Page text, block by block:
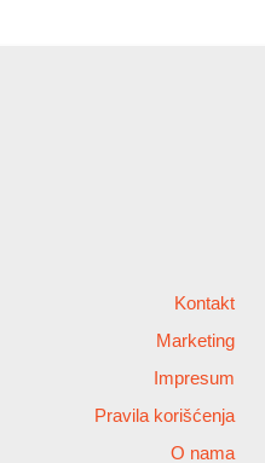
Kontakt
Marketing
Impresum
Pravila korišćenja
O nama